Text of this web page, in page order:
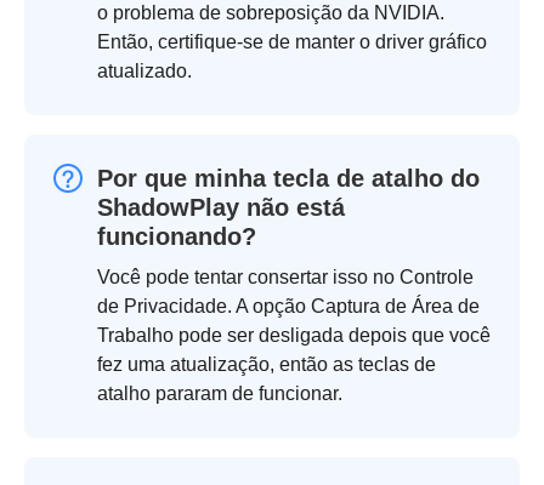
o problema de sobreposição da NVIDIA.
Então, certifique-se de manter o driver gráfico
atualizado.
Por que minha tecla de atalho do
ShadowPlay não está
funcionando?
Você pode tentar consertar isso no Controle
de Privacidade. A opção Captura de Área de
Trabalho pode ser desligada depois que você
fez uma atualização, então as teclas de
atalho pararam de funcionar.